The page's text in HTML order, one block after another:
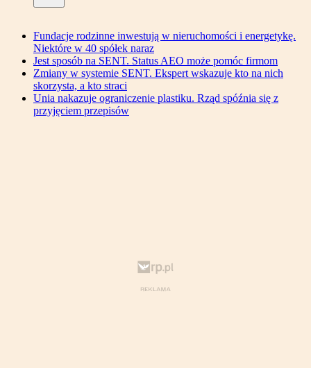
Fundacje rodzinne inwestują w nieruchomości i energetykę.
Niektóre w 40 spółek naraz
Jest sposób na SENT. Status AEO może pomóc firmom
Zmiany w systemie SENT. Ekspert wskazuje kto na nich
skorzysta, a kto straci
Unia nakazuje ograniczenie plastiku. Rząd spóźnia się z
przyjęciem przepisów